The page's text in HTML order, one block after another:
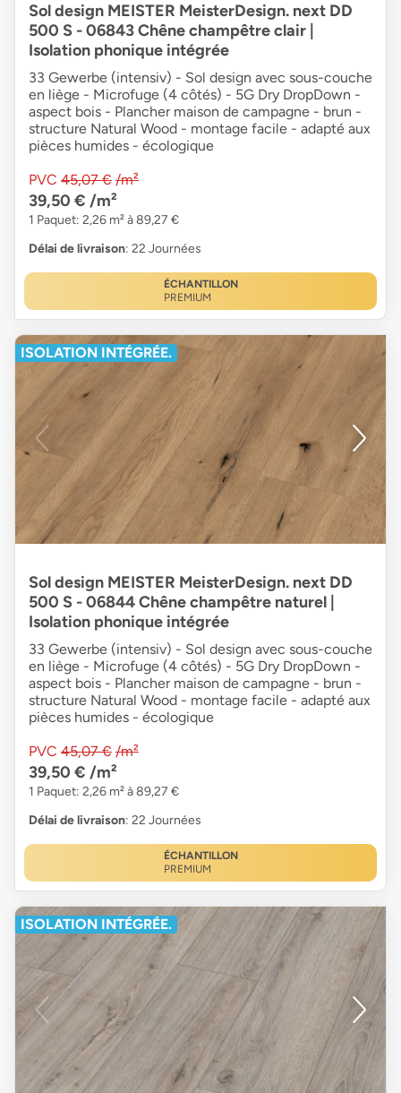
Sol design MEISTER MeisterDesign. next DD
500 S - 06843 Chêne champêtre clair |
Isolation phonique intégrée
33 Gewerbe (intensiv) - Sol design avec sous-couche
en liège - Microfuge (4 côtés) - 5G Dry DropDown -
aspect bois - Plancher maison de campagne - brun -
structure Natural Wood - montage facile - adapté aux
pièces humides - écologique
PVC 45,07 € /m²
39,50 € /m²
1 Paquet: 2,26 m² à 89,27 €
Délai de livraison: 22 Journées
ÉCHANTILLON
PREMIUM
ISOLATION INTÉGRÉE.
Sol design MEISTER MeisterDesign. next DD
500 S - 06844 Chêne champêtre naturel |
Isolation phonique intégrée
33 Gewerbe (intensiv) - Sol design avec sous-couche
en liège - Microfuge (4 côtés) - 5G Dry DropDown -
aspect bois - Plancher maison de campagne - brun -
structure Natural Wood - montage facile - adapté aux
pièces humides - écologique
PVC 45,07 € /m²
39,50 € /m²
1 Paquet: 2,26 m² à 89,27 €
Délai de livraison: 22 Journées
ÉCHANTILLON
PREMIUM
ISOLATION INTÉGRÉE.